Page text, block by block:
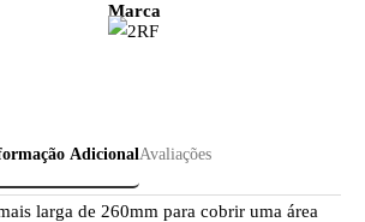
Marca
AdicionalAvaliações
larga de 260mm para cobrir uma área